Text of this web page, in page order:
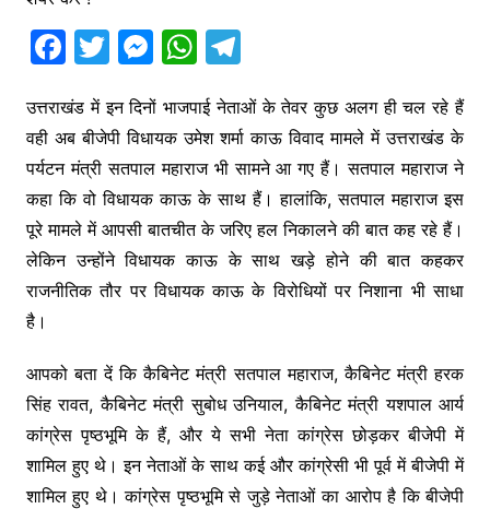
F
c
e
b
o
o
k
T
itt
er
M
s
s
e
n
g
er
W
at
s
A
p
p
T
e
gr
a
m
उत्तराखंड में इन दिनों भाजपाई नेताओं के तेवर कुछ अलग ही चल रहे हैं
वही अब बीजेपी विधायक उमेश शर्मा काऊ विवाद मामले में उत्तराखंड के
पर्यटन मंत्री सतपाल महाराज भी सामने आ गए हैं। सतपाल महाराज ने
कहा कि वो विधायक काऊ के साथ हैं। हालांकि, सतपाल महाराज इस
पूरे मामले में आपसी बातचीत के जरिए हल निकालने की बात कह रहे हैं।
लेकिन उन्होंने विधायक काऊ के साथ खड़े होने की बात कहकर
राजनीतिक तौर पर विधायक काऊ के विरोधियों पर निशाना भी साधा
है।
आपको बता दें कि कैबिनेट मंत्री सतपाल महाराज, कैबिनेट मंत्री हरक
सिंह रावत, कैबिनेट मंत्री सुबोध उनियाल, कैबिनेट मंत्री यशपाल आर्य
कांग्रेस पृष्ठभूमि के हैं, और ये सभी नेता कांग्रेस छोड़कर बीजेपी में
शामिल हुए थे। इन नेताओं के साथ कई और कांग्रेसी भी पूर्व में बीजेपी में
शामिल हुए थे। कांग्रेस पृष्ठभूमि से जुड़े नेताओं का आरोप है कि बीजेपी